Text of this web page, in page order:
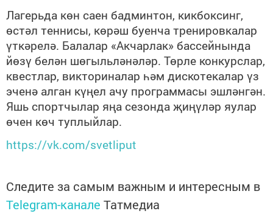
Лагерьда көн саен бадминтон, кикбоксинг,
өстәл теннисы, көрәш буенча тренировкалар
үткәрелә. Балалар «Акчарлак» бассейнында
йөзү белән шөгыльләнәләр. Төрле конкурслар,
квестлар, викториналар һәм дискотекалар үз
эченә алган күңел ачу программасы эшләнгән.
Яшь спортчылар яңа сезонда җиңүләр яулар
өчен көч туплыйлар.
https://vk.com/svetliput
Следите за самым важным и интересным в
Telegram-канале Татмедиа